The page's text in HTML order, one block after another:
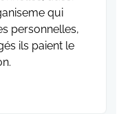
qui
personnelles,
ils paient le